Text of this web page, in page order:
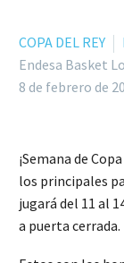
COPA DEL REY
Endesa Basket
8 de febrero de
¡Semana de
los principales
jugará del 11 al
a puerta cerrada.